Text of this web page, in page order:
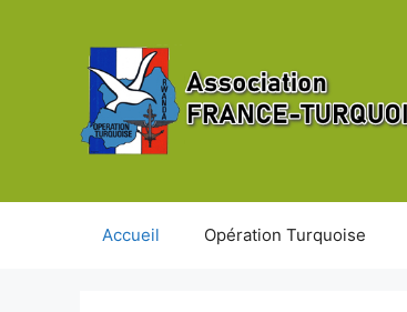
Accueil Opération Turquoise